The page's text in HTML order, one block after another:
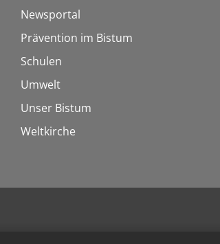
Newsportal
Prävention im Bistum
Schulen
Umwelt
Unser Bistum
Weltkirche